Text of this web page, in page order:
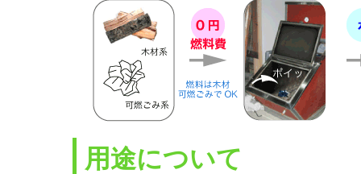
用途について